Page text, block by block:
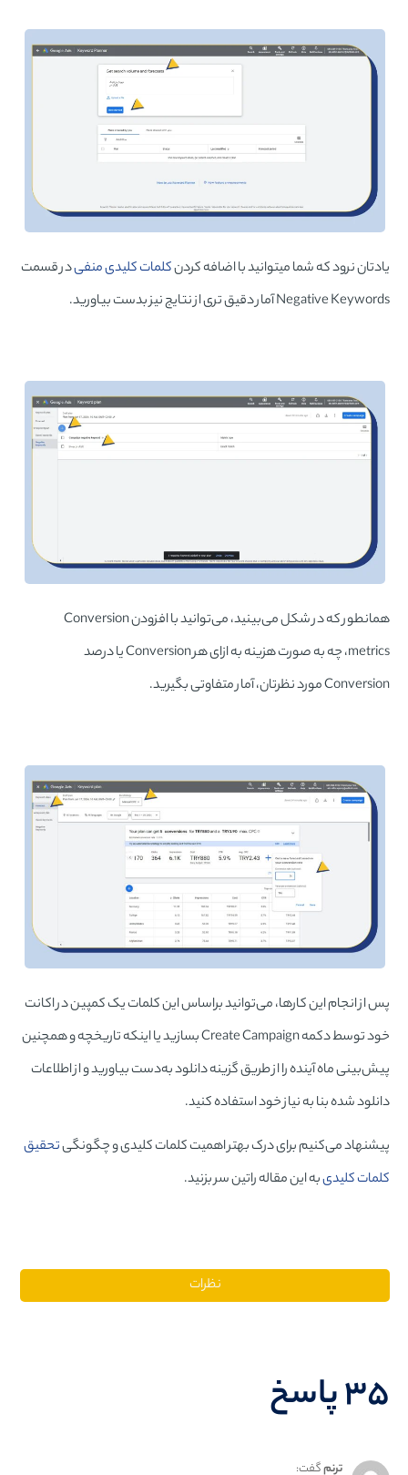
یادتان نرود که شما میتوانید با اضافه کردنکلمات کلیدی منفیدر قسمت
Negative Keywords آمار دقیق تری از نتایج نیز بدست بیاورید.
همانطور که در شکل می‌بینید، می‌توانید با افزودن Conversion
metrics، چه به صورت هزینه به ازای هر Conversion یا درصد
Conversion مورد نظرتان، آمار متفاوتی بگیرید.
پس از انجام این کارها، می‌توانید براساس این کلمات یک کمپین در اکانت
خود توسط دکمه Create Campaign بسازید یا اینکه تاریخچه و همچنین
پیش‌بینی ماه آینده را از طریق گزینه دانلود به‌دست بیاورید و از اطلاعات
دانلود شده بنا به نیاز خود استفاده کنید.
پیشنهاد می‌کنیم برای درک بهتر اهمیت کلمات کلیدی و چگونگیتحقیق
کلمات کلیدیبه این مقاله راتین سر بزنید.
نظرات
۳۵ پاسخ
ترنمگفت: